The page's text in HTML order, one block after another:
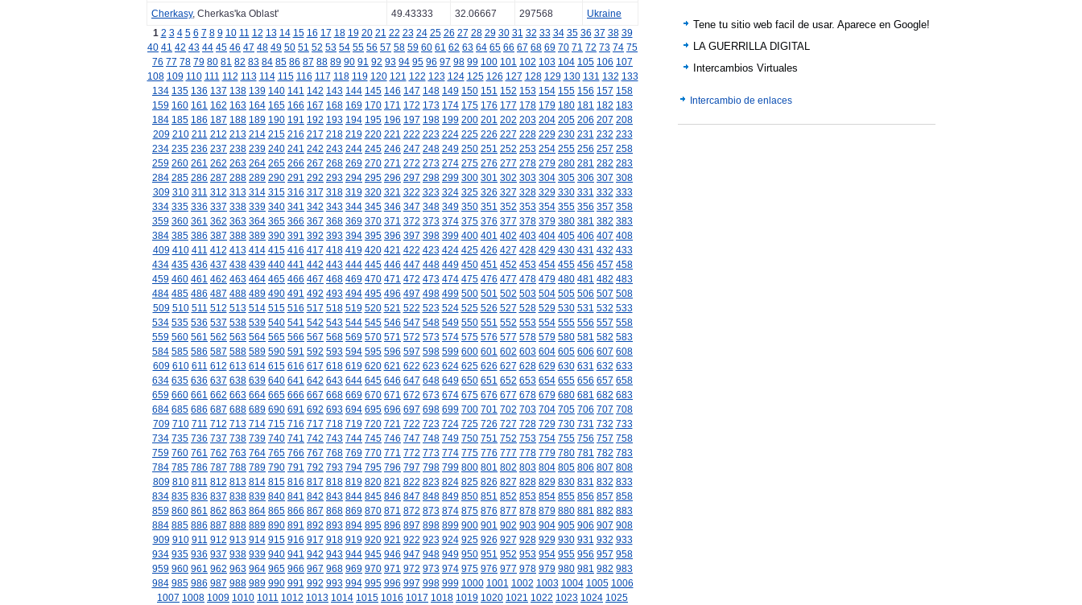
Cherkasy, Cherkas'ka Oblast' 49.43333 32.06667 297568
Ukraine
1 2 3 4 5 6 7 8 9 10 11 12 13 14 15 16 17 18 19 20 21 22 23 24 25 26 27 28 29 30 31 32 33 34 35 36 37 38 39
40 41 42 43 44 45 46 47 48 49 50 51 52 53 54 55 56 57 58 59 60 61 62 63 64 65 66 67 68 69 70 71 72 73 74 75
76 77 78 79 80 81 82 83 84 85 86 87 88 89 90 91 92 93 94 95 96 97 98 99 100 101 102 103 104 105 106 107
108 109 110 111 112 113 114 115 116 117 118 119 120 121 122 123 124 125 126 127 128 129 130 131 132 133
134 135 136 137 138 139 140 141 142 143 144 145 146 147 148 149 150 151 152 153 154 155 156 157 158
159 160 161 162 163 164 165 166 167 168 169 170 171 172 173 174 175 176 177 178 179 180 181 182 183
184 185 186 187 188 189 190 191 192 193 194 195 196 197 198 199 200 201 202 203 204 205 206 207 208
209 210 211 212 213 214 215 216 217 218 219 220 221 222 223 224 225 226 227 228 229 230 231 232 233
234 235 236 237 238 239 240 241 242 243 244 245 246 247 248 249 250 251 252 253 254 255 256 257 258
259 260 261 262 263 264 265 266 267 268 269 270 271 272 273 274 275 276 277 278 279 280 281 282 283
284 285 286 287 288 289 290 291 292 293 294 295 296 297 298 299 300 301 302 303 304 305 306 307 308
309 310 311 312 313 314 315 316 317 318 319 320 321 322 323 324 325 326 327 328 329 330 331 332 333
334 335 336 337 338 339 340 341 342 343 344 345 346 347 348 349 350 351 352 353 354 355 356 357 358
359 360 361 362 363 364 365 366 367 368 369 370 371 372 373 374 375 376 377 378 379 380 381 382 383
384 385 386 387 388 389 390 391 392 393 394 395 396 397 398 399 400 401 402 403 404 405 406 407 408
409 410 411 412 413 414 415 416 417 418 419 420 421 422 423 424 425 426 427 428 429 430 431 432 433
434 435 436 437 438 439 440 441 442 443 444 445 446 447 448 449 450 451 452 453 454 455 456 457 458
459 460 461 462 463 464 465 466 467 468 469 470 471 472 473 474 475 476 477 478 479 480 481 482 483
484 485 486 487 488 489 490 491 492 493 494 495 496 497 498 499 500 501 502 503 504 505 506 507 508
509 510 511 512 513 514 515 516 517 518 519 520 521 522 523 524 525 526 527 528 529 530 531 532 533
534 535 536 537 538 539 540 541 542 543 544 545 546 547 548 549 550 551 552 553 554 555 556 557 558
559 560 561 562 563 564 565 566 567 568 569 570 571 572 573 574 575 576 577 578 579 580 581 582 583
584 585 586 587 588 589 590 591 592 593 594 595 596 597 598 599 600 601 602 603 604 605 606 607 608
609 610 611 612 613 614 615 616 617 618 619 620 621 622 623 624 625 626 627 628 629 630 631 632 633
634 635 636 637 638 639 640 641 642 643 644 645 646 647 648 649 650 651 652 653 654 655 656 657 658
659 660 661 662 663 664 665 666 667 668 669 670 671 672 673 674 675 676 677 678 679 680 681 682 683
684 685 686 687 688 689 690 691 692 693 694 695 696 697 698 699 700 701 702 703 704 705 706 707 708
709 710 711 712 713 714 715 716 717 718 719 720 721 722 723 724 725 726 727 728 729 730 731 732 733
734 735 736 737 738 739 740 741 742 743 744 745 746 747 748 749 750 751 752 753 754 755 756 757 758
759 760 761 762 763 764 765 766 767 768 769 770 771 772 773 774 775 776 777 778 779 780 781 782 783
784 785 786 787 788 789 790 791 792 793 794 795 796 797 798 799 800 801 802 803 804 805 806 807 808
809 810 811 812 813 814 815 816 817 818 819 820 821 822 823 824 825 826 827 828 829 830 831 832 833
834 835 836 837 838 839 840 841 842 843 844 845 846 847 848 849 850 851 852 853 854 855 856 857 858
859 860 861 862 863 864 865 866 867 868 869 870 871 872 873 874 875 876 877 878 879 880 881 882 883
884 885 886 887 888 889 890 891 892 893 894 895 896 897 898 899 900 901 902 903 904 905 906 907 908
909 910 911 912 913 914 915 916 917 918 919 920 921 922 923 924 925 926 927 928 929 930 931 932 933
934 935 936 937 938 939 940 941 942 943 944 945 946 947 948 949 950 951 952 953 954 955 956 957 958
959 960 961 962 963 964 965 966 967 968 969 970 971 972 973 974 975 976 977 978 979 980 981 982 983
984 985 986 987 988 989 990 991 992 993 994 995 996 997 998 999 1000 1001 1002 1003 1004 1005 1006
1007 1008 1009 1010 1011 1012 1013 1014 1015 1016 1017 1018 1019 1020 1021 1022 1023 1024 1025
Tene tu sitio web facil de usar. Aparece en Google!
LA GUERRILLA DIGITAL
Intercambios Virtuales
Intercambio de enlaces